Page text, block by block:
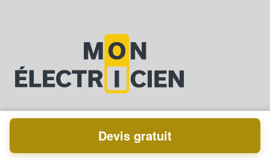
Powered byPlus que pro
Devis gratuit